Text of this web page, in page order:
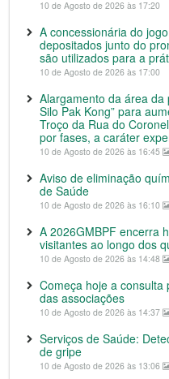
10 de Agosto de 2026 às 17:20
A concessionária do
depositados junto do
são utilizados para a
10 de Agosto de 2026 às 17:00
Alargamento da área da
Silo Pak Kong” para
Troço da Rua do
por fases, a caráter
10 de Agosto de 2026 às 16:45
Aviso de eliminação
de Saúde
10 de Agosto de 2026 às 16:10
A 2026GMBPF encerra
visitantes ao longo dos
10 de Agosto de 2026 às 14:48
Começa hoje a consulta
das associações
10 de Agosto de 2026 às 14:37
Serviços de Saúde:
de gripe
10 de Agosto de 2026 às 13:06